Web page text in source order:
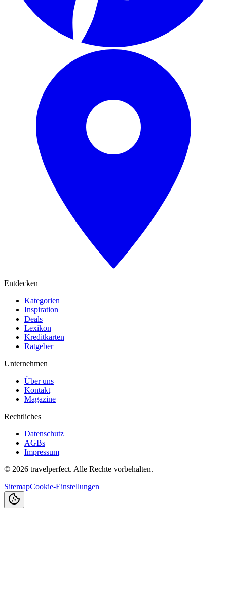
Entdecken
Kategorien
Inspiration
Deals
Lexikon
Kreditkarten
Ratgeber
Unternehmen
Über uns
Kontakt
Magazine
Rechtliches
Datenschutz
AGBs
Impressum
© 2026 travelperfect. Alle Rechte vorbehalten.
SitemapCookie-Einstellungen